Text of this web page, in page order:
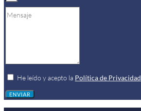
He leído y acepto la Política de Privacidad
ENVIAR